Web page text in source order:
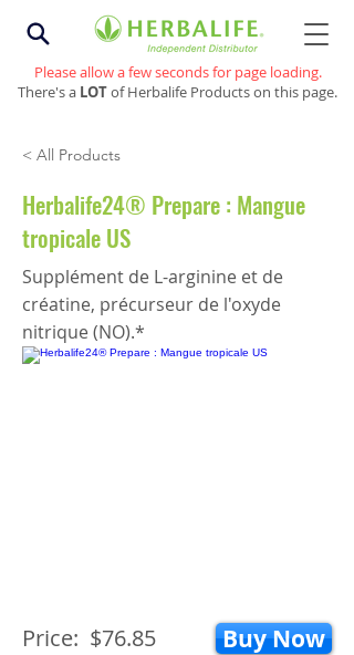
Please allow a few seconds for page loading.
There's a LOTof Herbalife Products on this page.
< All Products
Herbalife24® Prepare : Mangue
tropicale US
Supplément de L-arginine et de
créatine, précurseur de l'oxyde
nitrique (NO).*
Price: $76.85 Buy Now